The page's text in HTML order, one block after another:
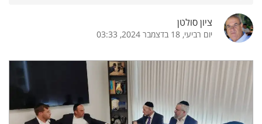
ציון סולטן
יום רביעי, 18 בדצמבר 2024, 03:33